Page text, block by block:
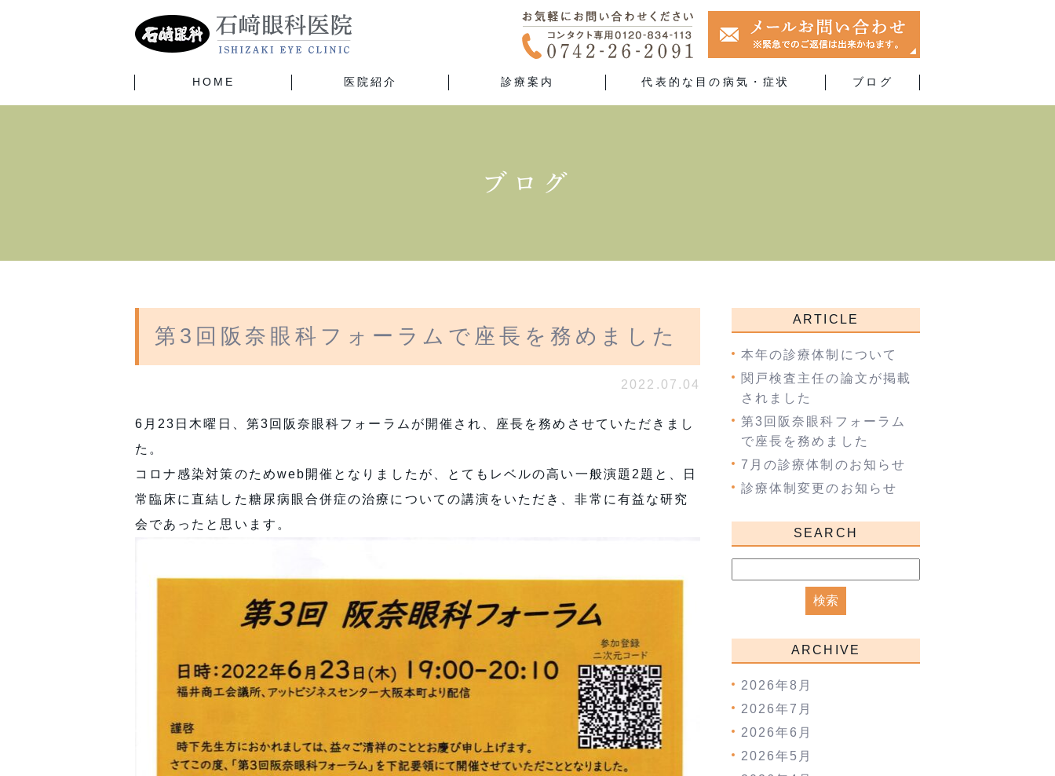
HOME 医院紹介 診療案内 代表的な目の病気・症状 ブログ
ブログ
第3回阪奈眼科フォーラムで座長を務めました
2022.07.04
6月23日木曜日、第3回阪奈眼科フォーラムが開催され、座長を務めさせていただきまし
た。
コロナ感染対策のためweb開催となりましたが、とてもレベルの高い一般演題2題と、日
常臨床に直結した糖尿病眼合併症の治療についての講演をいただき、非常に有益な研究
会であったと思います。
ARTICLE
本年の診療体制について
関戸検査主任の論文が掲載
されました
第3回阪奈眼科フォーラム
で座長を務めました
7月の診療体制のお知らせ
診療体制変更のお知らせ
SEARCH
ARCHIVE
2026年8月
2026年7月
2026年6月
2026年5月